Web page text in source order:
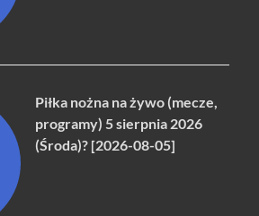
Piłka nożna na żywo (mecze,
programy) 5 sierpnia 2026
(Środa)? [2026-08-05]